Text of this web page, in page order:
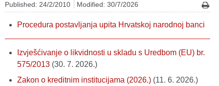
Published: 24/2/2010 Modified: 30/7/2026
Procedura postavljanja upita Hrvatskoj narodnoj banci
Izvješćivanje o likvidnosti u skladu s Uredbom (EU) br.
575/2013 (30. 7. 2026.)
Zakon o kreditnim institucijama (2026.) (11. 6. 2026.)